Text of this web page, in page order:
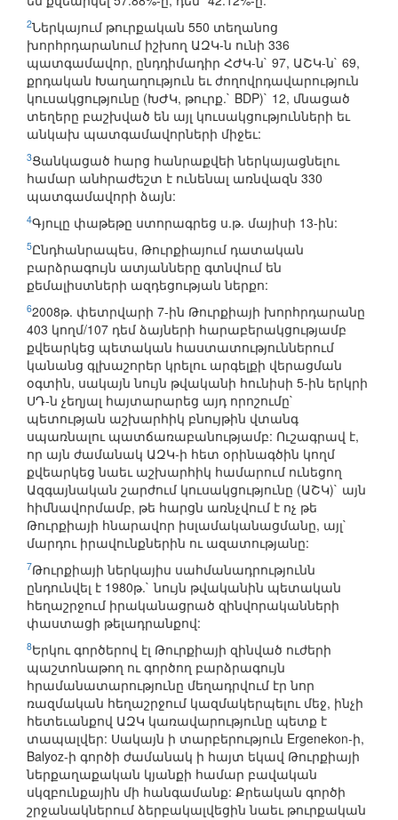
2Ներկայում թուրքական 550 տեղանոց
խորհրդարանում իշխող ԱԶԿ-ն ունի 336
պատգամավոր, ընդդիմադիր ՀԺԿ-ն` 97, ԱՇԿ-ն` 69,
քրդական Խաղաղություն եւ ժողովրդավարություն
կուսակցությունը (ԽԺԿ, թուրք.` BDP)` 12, մնացած
տեղերը բաշխված են այլ կուսակցությունների եւ
անկախ պատգամավորների միջեւ:
3Ցանկացած հարց հանրաքվեի ներկայացնելու
համար անհրաժեշտ է ունենալ առնվազն 330
պատգամավորի ձայն:
4Գյուլը փաթեթը ստորագրեց ս.թ. մայիսի 13-ին:
5Ընդհանրապես, Թուրքիայում դատական
բարձրագույն ատյանները գտնվում են
քեմալիստների ազդեցության ներքո:
62008թ. փետրվարի 7-ին Թուրքիայի խորհրդարանը
403 կողմ/107 դեմ ձայների հարաբերակցությամբ
քվեարկեց պետական հաստատություններում
կանանց գլխաշորեր կրելու արգելքի վերացման
օգտին, սակայն նույն թվականի հունիսի 5-ին երկրի
ՍԴ-ն չեղյալ հայտարարեց այդ որոշումը`
պետության աշխարհիկ բնույթին վտանգ
սպառնալու պատճառաբանությամբ: Ուշագրավ է,
որ այն ժամանակ ԱԶԿ-ի հետ օրինագծին կողմ
քվեարկեց նաեւ աշխարհիկ համարում ունեցող
Ազգայնական շարժում կուսակցությունը (ԱՇԿ)` այն
հիմնավորմամբ, թե հարցն առնչվում է ոչ թե
Թուրքիայի հնարավոր իսլամականացմանը, այլ`
մարդու իրավունքներին ու ազատությանը:
7Թուրքիայի ներկայիս սահմանադրությունն
ընդունվել է 1980թ.` նույն թվականին պետական
հեղաշրջում իրականացրած զինվորականների
փաստացի թելադրանքով:
8Երկու գործերով էլ Թուրքիայի զինված ուժերի
պաշտոնաթող ու գործող բարձրագույն
հրամանատարությունը մեղադրվում էր նոր
ռազմական հեղաշրջում կազմակերպելու մեջ, ինչի
հետեւանքով ԱԶԿ կառավարությունը պետք է
տապալվեր: Սակայն ի տարբերություն Ergenekon-ի,
Balyoz-ի գործի ժամանակ ի հայտ եկավ Թուրքիայի
ներքաղաքական կյանքի համար բավական
սկզբունքային մի հանգամանք: Քրեական գործի
շրջանակներում ձերբակալվեցին նաեւ թուրքական